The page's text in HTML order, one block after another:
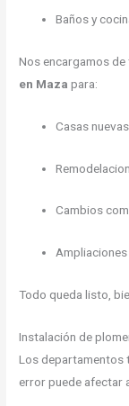
Baños y
Nos encargamos de
en Maza para:
Casas nuevas
Cambios
Ampliaciones
Todo queda listo,
Instalación de
Los departamentos
error puede afectar